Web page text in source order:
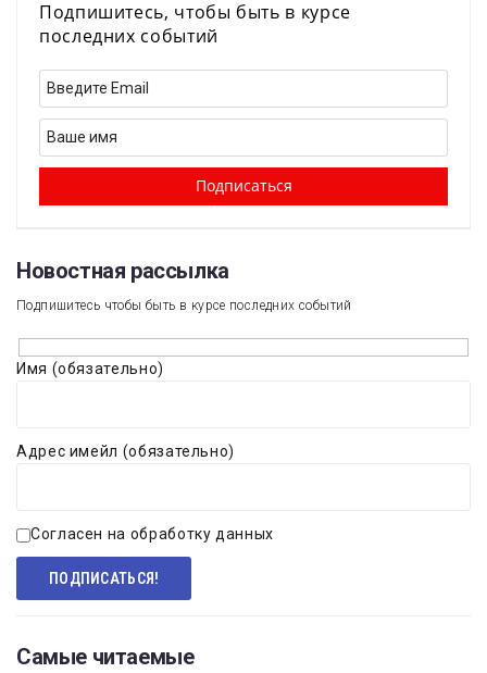
Подпишитесь, чтобы быть в курсе
последних событий
Новостная рассылка​
Подпишитесь чтобы быть в курсе последних событий
Имя (обязательно)
Адрес имейл (обязательно)
Согласен на обработку данных
Самые читаемые